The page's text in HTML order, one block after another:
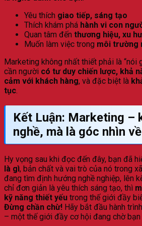
Yêu thích giao tiếp, sáng tạo
Thích khám phá hành vi con
Quan tâm đến thương hiệu, xu
Muốn làm việc trong môi trường
Marketing không nhất thiết phải là “nói
cần người có tư duy chiến lược, khả
cảm với khách hàng, và đặc biệt là
tục.
Kết Luận: Marketing –
nghề, mà là góc nhìn
Hy vọng sau khi đọc đến đây, bạn đã
là gì, bản chất và vai trò của nó trong
đang tìm định hướng nghề nghiệp, lên
chỉ đơn giản là yêu thích sáng tạo, thì
kỹ năng thiết yếu trong thế giới đầy
Đừng chần chừ! Hãy bắt đầu hành
– một thế giới đầy cơ hội đang chờ bạn